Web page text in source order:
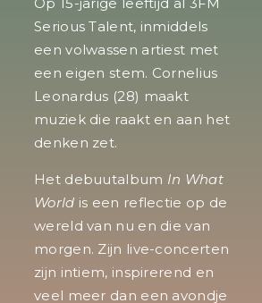
Serious Talent, inmiddels
een volwassen artiest met
een eigen stem. Cornelius
Leonardus (28) maakt
muziek die raakt en aan het
denken zet.
Het debuutalbum In What
World is een reflectie op de
wereld van nu en die van
morgen. Zijn live-concerten
zijn intiem, inspirerend en
veel meer dan een avondje